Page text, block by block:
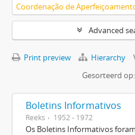
Advanced
Print preview Hierarchy
Gesorteerd op:
Boletins Informativos
Reeks 1952 - 1972
Os Boletins Informativos